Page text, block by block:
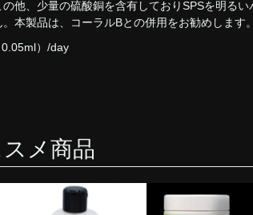
他、少量の硫酸銅を含有しておりSPSを明る
本製品は、コーラルBとの併用をお勧めします
）/day
メ商品